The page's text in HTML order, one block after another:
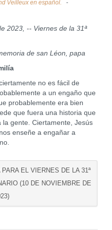
Veilleux en español.
2023, -- Viernes de la 31ª
de san Léon, papa
no es fácil de
a un engaño que
probablemente era bien
que fuera una historia que
gente. Ciertamente, Jesús
enseñe a engañar a
EL VIERNES DE LA 31ª
(10 DE NOVIEMBRE DE